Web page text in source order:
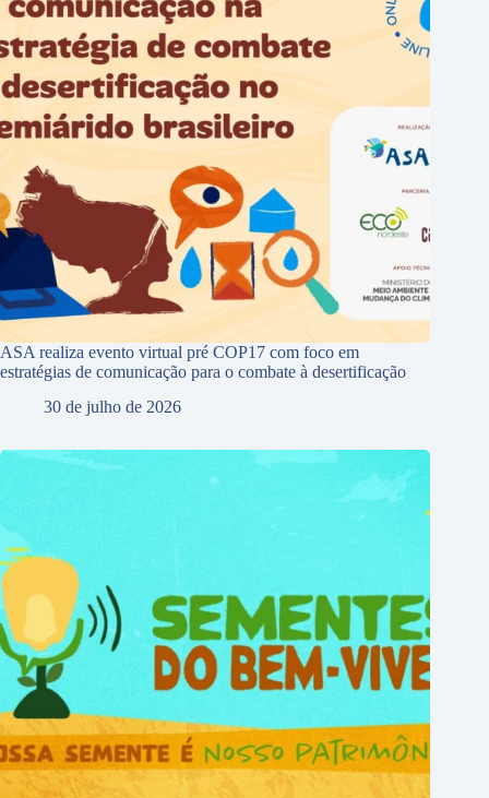
ASA realiza evento virtual pré COP17 com foco em
estratégias de comunicação para o combate à desertificação
30 de julho de 2026